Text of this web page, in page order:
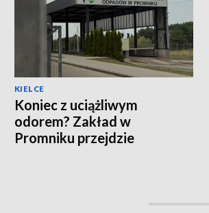
KIELCE
Koniec z uciążliwym
odorem? Zakład w
Promniku przejdzie